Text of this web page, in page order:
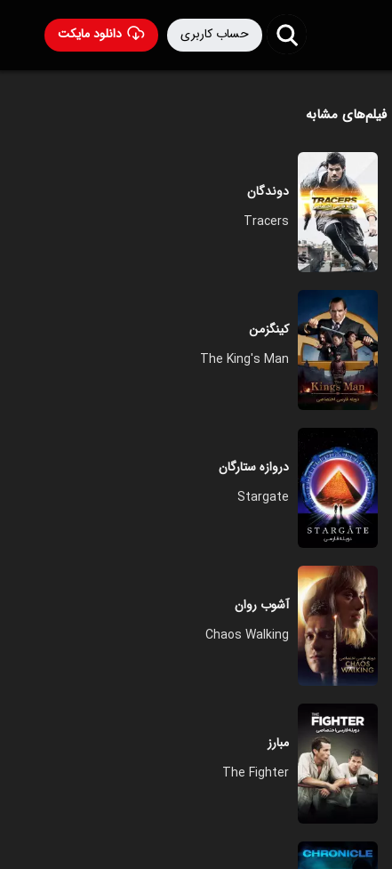
دانلود مایکت حساب کاربری
فیلم‌های مشابه
دوندگان
Tracers
کینگزمن
The King's Man
دروازه ستارگان
Stargate
آشوب روان
Chaos Walking
مبارز
The Fighter